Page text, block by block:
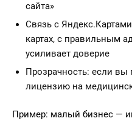
сайта»
Связь с
картах, с правильным
усиливает доверие
Прозрачность: если вы
лицензию на
Пример: малый бизнес —